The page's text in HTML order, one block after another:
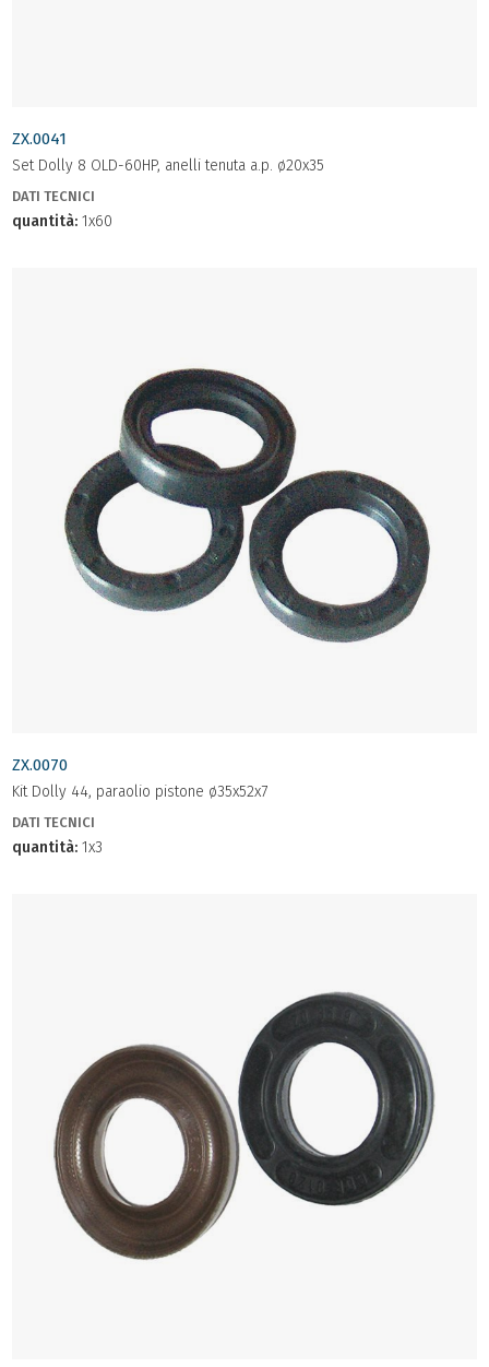
ZX.0041
Set Dolly 8 OLD-60HP, anelli tenuta a.p. ø20x35
DATI TECNICI
quantità: 1x60
ZX.0070
Kit Dolly 44, paraolio pistone ø35x52x7
DATI TECNICI
quantità: 1x3